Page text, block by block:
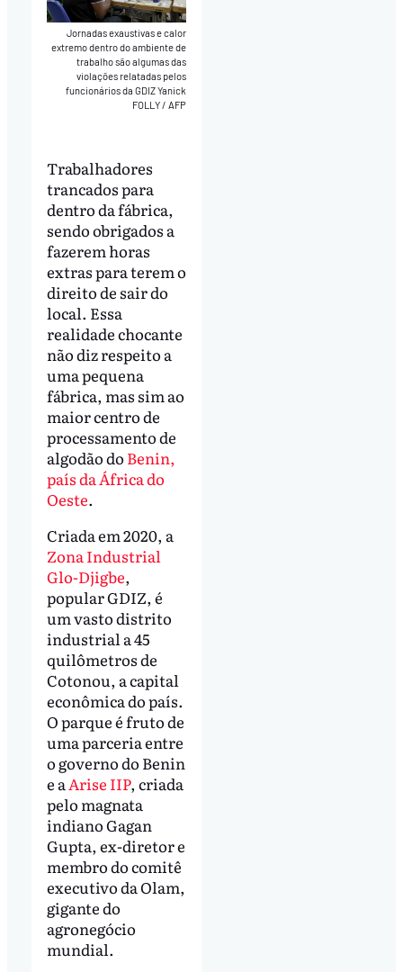
Jornadas exaustivas e calor
extremo dentro do ambiente de
trabalho são algumas das
violações relatadas pelos
funcionários da GDIZ Yanick
FOLLY / AFP
Trabalhadores
trancados para
dentro da fábrica,
sendo obrigados a
fazerem horas
extras para terem o
direito de sair do
local. Essa
realidade chocante
não diz respeito a
uma pequena
fábrica, mas sim ao
maior centro de
processamento de
algodão do Benin,
país da África do
Oeste.
Criada em 2020, a
Zona Industrial
Glo-Djigbe,
popular GDIZ, é
um vasto distrito
industrial a 45
quilômetros de
Cotonou, a capital
econômica do país.
O parque é fruto de
uma parceria entre
o governo do Benin
e aArise IIP, criada
pelo magnata
indiano Gagan
Gupta, ex-diretor e
membro do comitê
executivo da Olam,
gigante do
agronegócio
mundial.